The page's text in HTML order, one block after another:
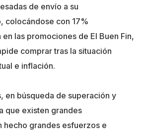
de envío a su
colocándose con 17%
las promociones de El Buen Fin,
comprar tras la situación
e inflación.
en búsqueda de superación y
que existen grandes
hecho grandes esfuerzos e